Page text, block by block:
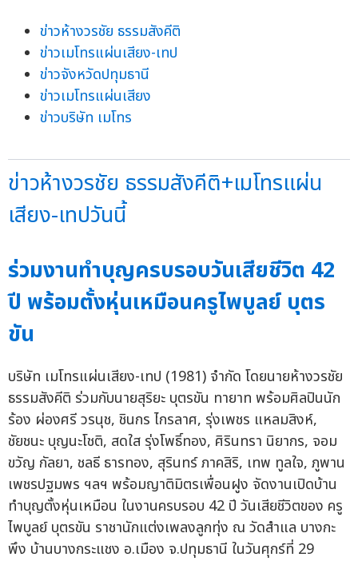
ข่าวห้างวรชัย ธรรมสังคีติ
ข่าวเมโทรแผ่นเสียง-เทป
ข่าวจังหวัดปทุมธานี
ข่าวเมโทรแผ่นเสียง
ข่าวบริษัท เมโทร
ข่าวห้างวรชัย ธรรมสังคีติ+เมโทรแผ่น
เสียง-เทปวันนี้
ร่วมงานทำบุญครบรอบวันเสียชีวิต 42
ปี พร้อมตั้งหุ่นเหมือนครูไพบูลย์ บุตร
ขัน
บริษัท เมโทรแผ่นเสียง-เทป (1981) จำกัด โดยนายห้างวรชัย
ธรรมสังคีติ ร่วมกับนายสุริยะ บุตรขัน ทายาท พร้อมศิลปินนัก
ร้อง ผ่องศรี วรนุช, ชินกร ไกรลาศ, รุ่งเพชร แหลมสิงห์,
ชัยชนะ บุญนะโชติ, สดใส รุ่งโพธิ์ทอง, ศิรินทรา นิยากร, จอม
ขวัญ กัลยา, ชลธี ธารทอง, สุรินทร์ ภาคสิริ, เทพ ทูลใจ, ภูพาน
เพชรปฐมพร ฯลฯ พร้อมญาติมิตรเพื่อนฝูง จัดงานเปิดบ้าน
ทำบุญตั้งหุ่นเหมือน ในงานครบรอบ 42 ปี วันเสียชีวิตของ ครู
ไพบูลย์ บุตรขัน ราชานักแต่งเพลงลูกทุ่ง ณ วัดสำแล บางกะ
พึง บ้านบางกระแชง อ.เมือง จ.ปทุมธานี ในวันศุกร์ที่ 29